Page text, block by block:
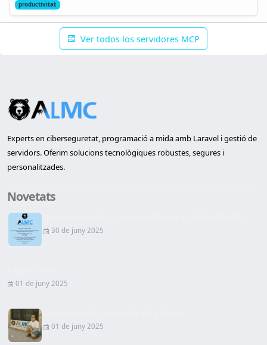
productivitat
Ver todos los servidores MCP
Experts en ciberseguretat, programació a mida amb Laravel i gestió de
servidors. Oferim solucions tecnològiques robustes, segures i
personalitzades.
Novetats
30 de juny 2025
01 de juny 2025
01 de juny 2025